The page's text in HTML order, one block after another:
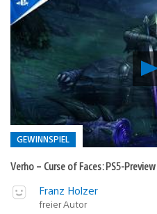
GEWINNSPIEL
Verho – Curse of Faces: PS5-
Veröffentlicht
Franz Holzer
freier Autor